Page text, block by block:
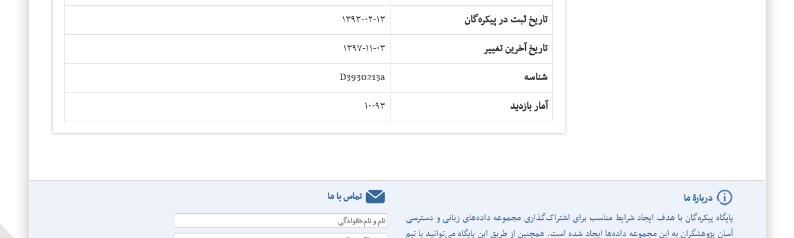
تاریخ ثبت در پیکره‌گان
۱۳۹۳-۰۲-۱۳
تاریخ آخرین تغییر
۱۳۹۷-۱۱-۰۳
شناسه
D3930213a
آمار بازدید
۱۰۰۹۳
دربارۀ ما
پایگاه پیکره‌گان با هدف ایجاد شرایط مناسب برای اشتراک‌گذاری مجموعه داده‌های زبانی و دسترسی
آسان پژوهشگران به این مجموعه داده‌ها ایجاد شده است. همچنین از طریق این پایگاه می‌توانید با تیم
تماس با ما
نام و نام‌خانوادگی